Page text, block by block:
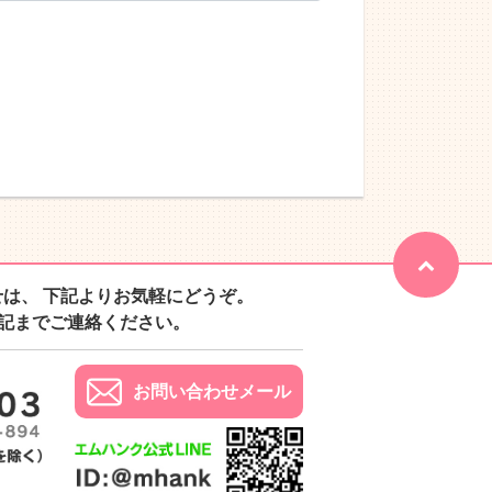
、
下記よりお気軽にどうぞ。
までご連絡ください。
お問い合わせメール